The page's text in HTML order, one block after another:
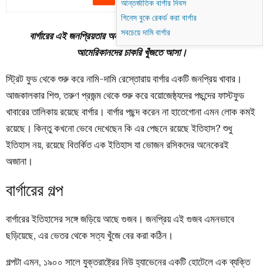
বার্গারের এই জনপ্রিয়তার অন্যতম কারণ ছিল বিভিন্ন শিল্পকারখানায়
আমেরিকানদের চাকরি খুঁজতে আসা।
স্ট্রিট ফুড থেকে শুরু করে নামি-দামি রেস্তোরায় বার্গার একটি জনপ্রিয় খাবার।
আজকালকার শিশু, তরুণ প্রজন্ম থেকে শুরু করে বয়োজেষ্ঠ্যদের পছন্দের ফাস্টফুড
খাবারের তালিকায় রয়েছে বার্গার। বার্গার পছন্দ করেন না হাতেগোনা এমন লোক কমই
রয়েছে। কিন্তু কখনো ভেবে দেখেছেন কি এর পেছনে রয়েছে ইতিহাস? শুধু
ইতিহাস নয়, রয়েছে বিতর্কিত এক ইতিহাস যা ভোজন রসিকদের অনেকেরই
অজানা।
বার্গারের গল্প
বার্গারের ইতিহাসের সঙ্গে জড়িয়ে আছে গুজব। জনপ্রিয় এই গুজব এমনভাবে
ছড়িয়েছে, এর ভেতর থেকে সত্য খুঁজে বের করা কঠিন।
গল্পটা এমন, ১৯০০ সালে যুক্তরাষ্ট্রের নিউ হ্যাভেনের একটি হোটেলে এক ব্যক্তি
আন্তর্জাতিক বার্গার দিবস
গিনেস বুকে রেকর্ড করা বার্গার
সবচেয়ে দামি বার্গার